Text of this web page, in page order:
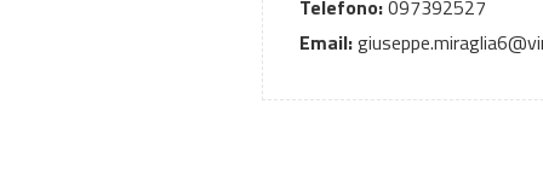
Telefono:097392527
Email: